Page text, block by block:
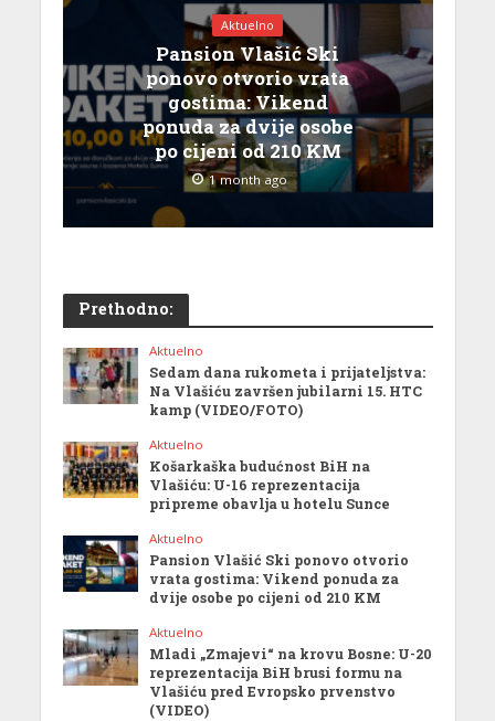
Aktuelno
Pansion Vlašić Ski
ponovo otvorio vrata
gostima: Vikend
ponuda za dvije osobe
po cijeni od 210 KM
1 month ago
Prethodno:
Aktuelno
Sedam dana rukometa i prijateljstva:
Na Vlašiću završen jubilarni 15. HTC
kamp (VIDEO/FOTO)
Aktuelno
Košarkaška budućnost BiH na
Vlašiću: U-16 reprezentacija
pripreme obavlja u hotelu Sunce
Aktuelno
Pansion Vlašić Ski ponovo otvorio
vrata gostima: Vikend ponuda za
dvije osobe po cijeni od 210 KM
Aktuelno
Mladi „Zmajevi“ na krovu Bosne: U-20
reprezentacija BiH brusi formu na
Vlašiću pred Evropsko prvenstvo
(VIDEO)